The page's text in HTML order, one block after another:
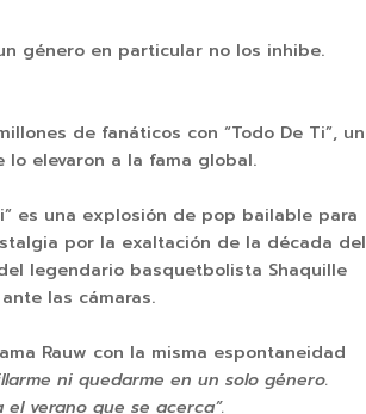
género en particular no los inhibe.
de fanáticos con “Todo De Ti”, un
elevaron a la fama global.
es una explosión de pop bailable para
por la exaltación de la década del
legendario basquetbolista Shaquille
las cámaras.
Rauw con la misma espontaneidad
ni quedarme en un solo género.
verano que se acerca”.